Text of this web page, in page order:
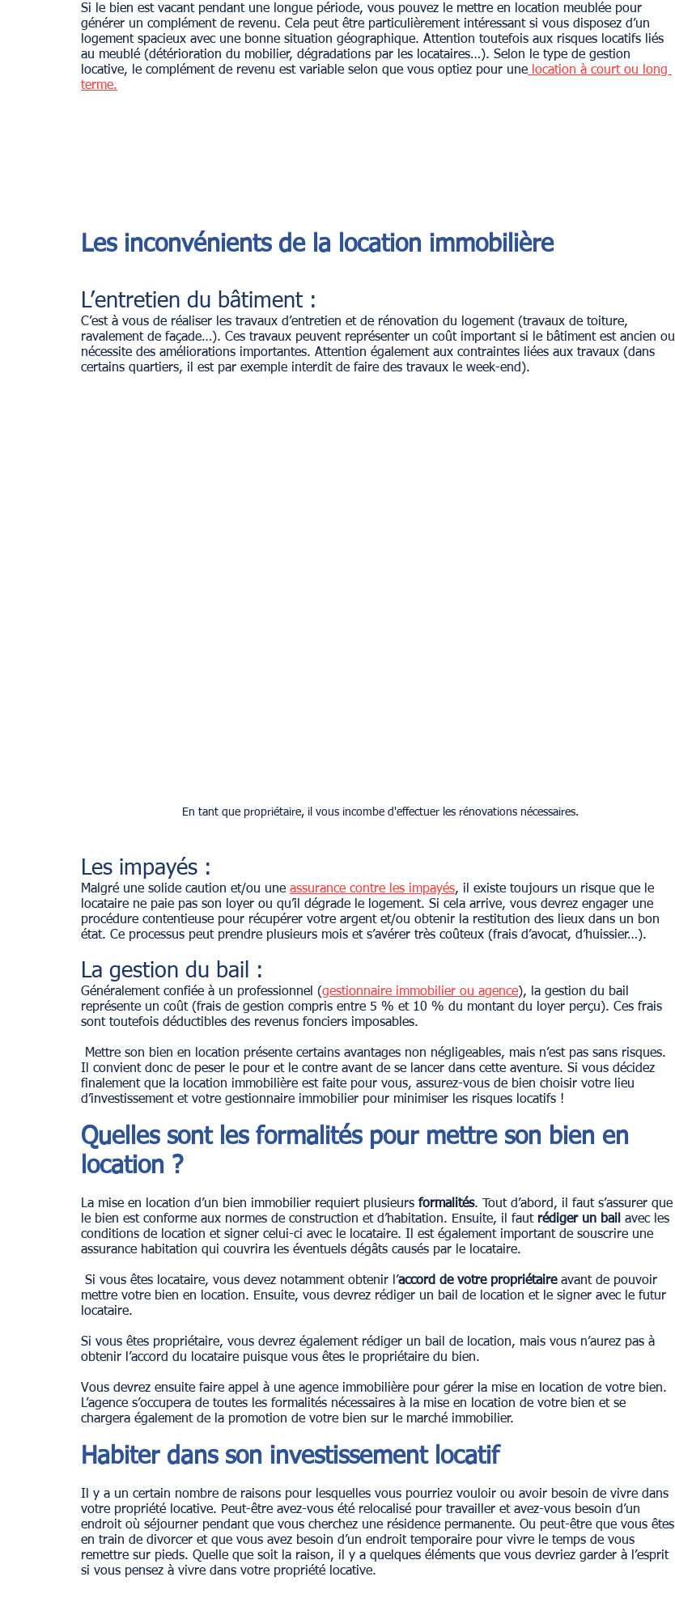
Si le bien est vacant pendant une longue période, vous pouvez le mettre en location meublée pour
générer un complément de revenu. Cela peut être particulièrement intéressant si vous disposez d’un
logement spacieux avec une bonne situation géographique. Attention toutefois aux risques locatifs liés
au meublé (détérioration du mobilier, dégradations par les locataires…). Selon le type de gestion
locative, le complément de revenu est variable selon que vous optiez pour une location à court ou long
terme.
Les inconvénients de la location immobilière
L’entretien du bâtiment :
C’est à vous de réaliser les travaux d’entretien et de rénovation du logement (travaux de toiture,
ravalement de façade…). Ces travaux peuvent représenter un coût important si le bâtiment est ancien ou
nécessite des améliorations importantes. Attention également aux contraintes liées aux travaux (dans
certains quartiers, il est par exemple interdit de faire des travaux le week-end).
En tant que propriétaire, il vous incombe d'effectuer les rénovations nécessaires.
Les impayés :
Malgré une solide caution et/ou une assurance contre les impayés, il existe toujours un risque que le
locataire ne paie pas son loyer ou qu’il dégrade le logement. Si cela arrive, vous devrez engager une
procédure contentieuse pour récupérer votre argent et/ou obtenir la restitution des lieux dans un bon
état. Ce processus peut prendre plusieurs mois et s’avérer très coûteux (frais d’avocat, d’huissier…).
La gestion du bail :
Généralement confiée à un professionnel (gestionnaire immobilier ou agence), la gestion du bail
représente un coût (frais de gestion compris entre 5 % et 10 % du montant du loyer perçu). Ces frais
sont toutefois déductibles des revenus fonciers imposables.
Il convient donc de peser le pour et le contre avant de se lancer dans cette aventure. Si vous décidez
finalement que la location immobilière est faite pour vous, assurez-vous de bien choisir votre lieu
d’investissement et votre gestionnaire immobilier pour minimiser les risques locatifs !
Quelles sont les formalités pour mettre son bien en
location ?
La mise en location d’un bien immobilier requiert plusieurs formalités. Tout d’abord, il faut s’assurer que
le bien est conforme aux normes de construction et d’habitation. Ensuite, il faut rédiger un bail avec les
conditions de location et signer celui-ci avec le locataire. Il est également important de souscrire une
assurance habitation qui couvrira les éventuels dégâts causés par le locataire.
Si vous êtes locataire, vous devez notamment obtenir l’accord de votre propriétaire avant de pouvoir
mettre votre bien en location. Ensuite, vous devrez rédiger un bail de location et le signer avec le futur
locataire.
Si vous êtes propriétaire, vous devrez également rédiger un bail de location, mais vous n’aurez pas à
obtenir l’accord du locataire puisque vous êtes le propriétaire du bien.
Vous devrez ensuite faire appel à une agence immobilière pour gérer la mise en location de votre bien.
L’agence s’occupera de toutes les formalités nécessaires à la mise en location de votre bien et se
chargera également de la promotion de votre bien sur le marché immobilier.
Habiter dans son investissement locatif
Il y a un certain nombre de raisons pour lesquelles vous pourriez vouloir ou avoir besoin de vivre dans
votre propriété locative. Peut-être avez-vous été relocalisé pour travailler et avez-vous besoin d’un
endroit où séjourner pendant que vous cherchez une résidence permanente. Ou peut-être que vous êtes
en train de divorcer et que vous avez besoin d’un endroit temporaire pour vivre le temps de vous
remettre sur pieds. Quelle que soit la raison, il y a quelques éléments que vous devriez garder à l’esprit
si vous pensez à vivre dans votre propriété locative.